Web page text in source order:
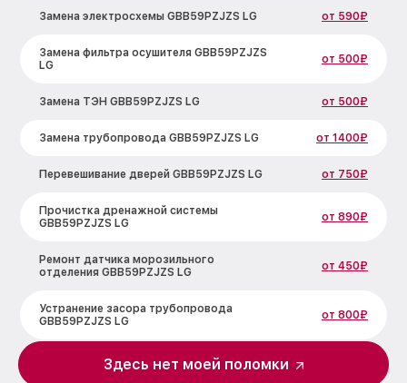
Замена электросхемы GBB59PZJZS LG от 590₽
Замена фильтра осушителя GBB59PZJZS
LG
от 500₽
Замена ТЭН GBB59PZJZS LG от 500₽
Замена трубопровода GBB59PZJZS LG от 1400₽
Перевешивание дверей GBB59PZJZS LG от 750₽
Прочистка дренажной системы
GBB59PZJZS LG
от 890₽
Ремонт датчика морозильного
отделения GBB59PZJZS LG
от 450₽
Устранение засора трубопровода
GBB59PZJZS LG
от 800₽
Ремонт испарителя GBB59PZJZS LG
Здесь нет моей поломки